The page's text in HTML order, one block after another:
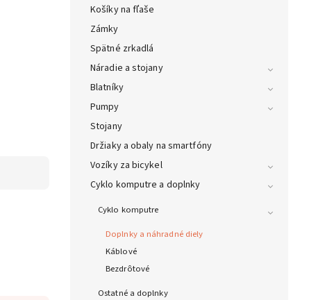
Košíky na fľaše
Zámky
Spätné zrkadlá
Náradie a stojany
Blatníky
Pumpy
Stojany
Držiaky a obaly na smartfóny
Vozíky za bicykel
Cyklo komputre a doplnky
Cyklo komputre
Doplnky a náhradné diely
Káblové
Bezdrôtové
Ostatné a doplnky